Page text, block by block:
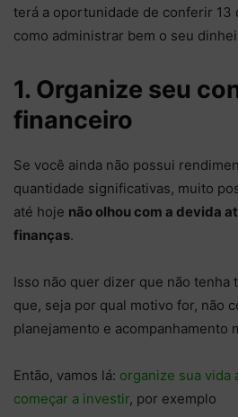
terá a oportunidade de conferir 13
como administrar bem o seu
1. Organize seu
financeiro
Se você ainda não possui
quantidade significativas, muito
até hoje não olhou com a devida
finanças.
Isso não quer dizer que não tenha
que, seja por qual motivo for, não
planejamento e acompanhamento
Então, vamos lá: organize sua vida
começar a investir, por exemplo